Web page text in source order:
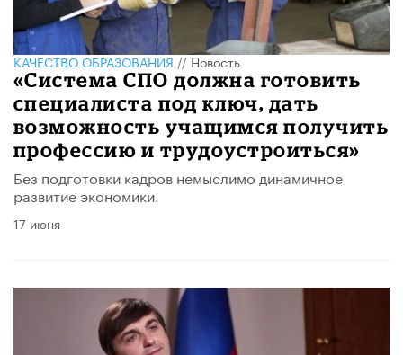
КАЧЕСТВО ОБРАЗОВАНИЯ//Новость
«Система СПО должна готовить
специалиста под ключ, дать
возможность учащимся получить
профессию и трудоустроиться»
Без подготовки кадров немыслимо динамичное
развитие экономики.
17 июня